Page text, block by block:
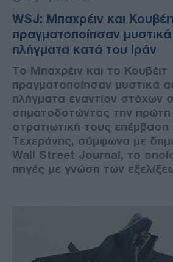
WSJ: Μπαχρέιν και
πραγματοποίησαν
πλήγματα κατά του Ιράν
Το Μπαχρέιν και το Κουβέιτ
πραγματοποίησαν μυστικά
πλήγματα εναντίον στόχων
σηματοδοτώντας την
στρατιωτική τους
Τεχεράνης, σύμφωνα με
Wall Street Journal, το οποίο
πηγές με γνώση των